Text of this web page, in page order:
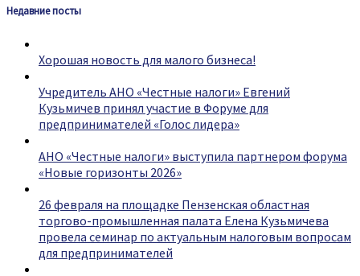
Недавние посты
Хорошая новость для малого бизнеса!
Учредитель АНО «Честные налоги» Евгений
Кузьмичев принял участие в Форуме для
предпринимателей «Голос лидера»
АНО «Честные налоги» выступила партнером форума
«Новые горизонты 2026»
26 февраля на площадке Пензенская областная
торгово-промышленная палата Елена Кузьмичева
провела семинар по актуальным налоговым вопросам
для предпринимателей